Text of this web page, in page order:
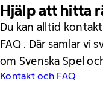
Hjälp att hitta
Du kan alltid
FAQ . Där samlar vi
om Svenska Spel
Kontakt och FAQ